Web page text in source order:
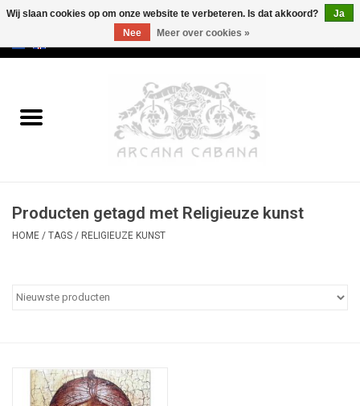
Oud & Zeldzaam
Erotica
Categorieën
Producten getagd met Religieuze kunst
HOME / TAGS / RELIGIEUZE KUNST
Wij slaan cookies op om onze website te verbeteren. Is dat akkoord?
Ja
Nee
Meer over cookies »